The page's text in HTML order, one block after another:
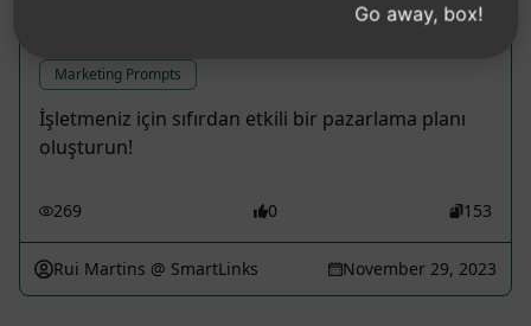
Marketing Prompts
İşletmeniz için sıfırdan etkili bir pazarlama planı
oluşturun!
269 0 153
Rui Martins @ SmartLinks November 29, 2023
Go away, box!